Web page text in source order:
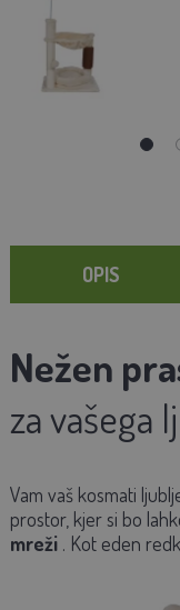
OPIS
Nežen
za vašega
Vam vaš kosmati
prostor, kjer si bo
mreži. Kot eden